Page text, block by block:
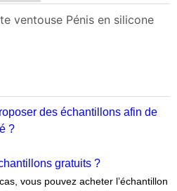
des échantillons afin de
?
gratuits ?
vous pouvez acheter l’échantillon